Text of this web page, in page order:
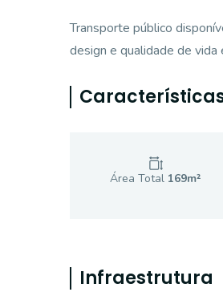
Transporte público
design e qualidade de vida
Área Total 169m²
Infraestrutura